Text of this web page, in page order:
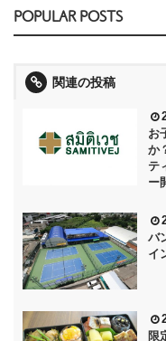
POPULAR POSTS
関連の投稿
お
か
テ
ー
バ
イ
限